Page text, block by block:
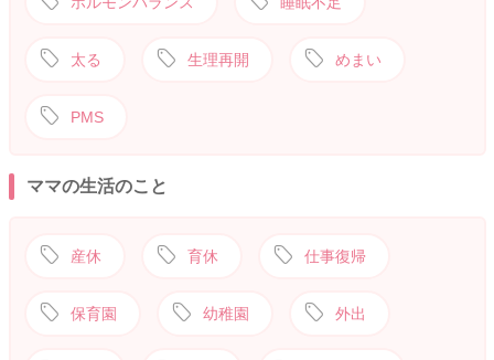
太る 生理再開 めまい
PMS
ママの生活のこと
産休 育休 仕事復帰
保育園 幼稚園 外出